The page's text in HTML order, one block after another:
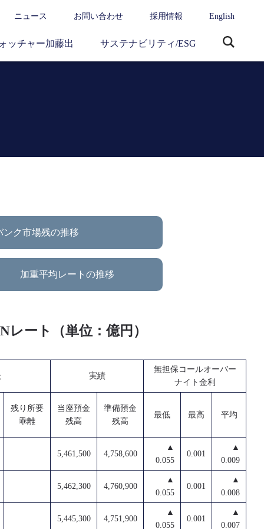
ニュース お問い合わせ 採用情報 English
ッチャー加藤出 サステナビリティ/ESG
ンク市場残の推移
加重平均レートの推移
ート（単位：億円）
実績
無担保コールオーバー
ナイト金利
残り所要
乖離
当座預金
残高
準備預金
残高
最低 最高 平均
5,461,500 4,758,600
▲
0.055
0.001
▲
0.009
5,462,300 4,760,900
▲
0.055
0.001
▲
0.008
5,445,300 4,751,900
▲
0.055
0.001
▲
0.007